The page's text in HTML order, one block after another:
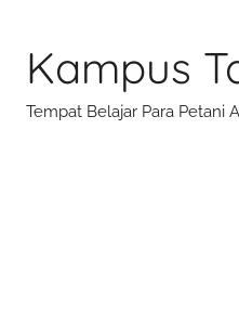
content
Kampus
Tempat Belajar Para Petani